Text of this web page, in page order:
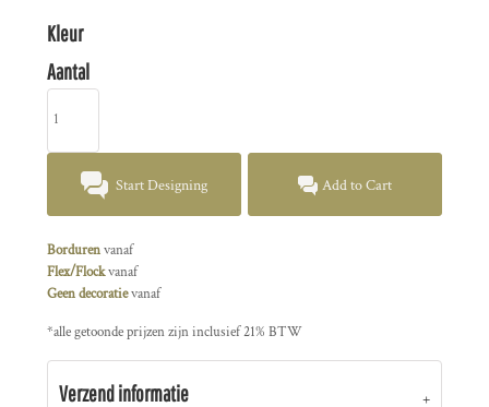
Kleur
Aantal
Start Designing Add to Cart
Bordurenvanaf
Flex/Flockvanaf
Geen decoratievanaf
*alle getoonde prijzen zijn inclusief 21% BTW
Verzend informatie